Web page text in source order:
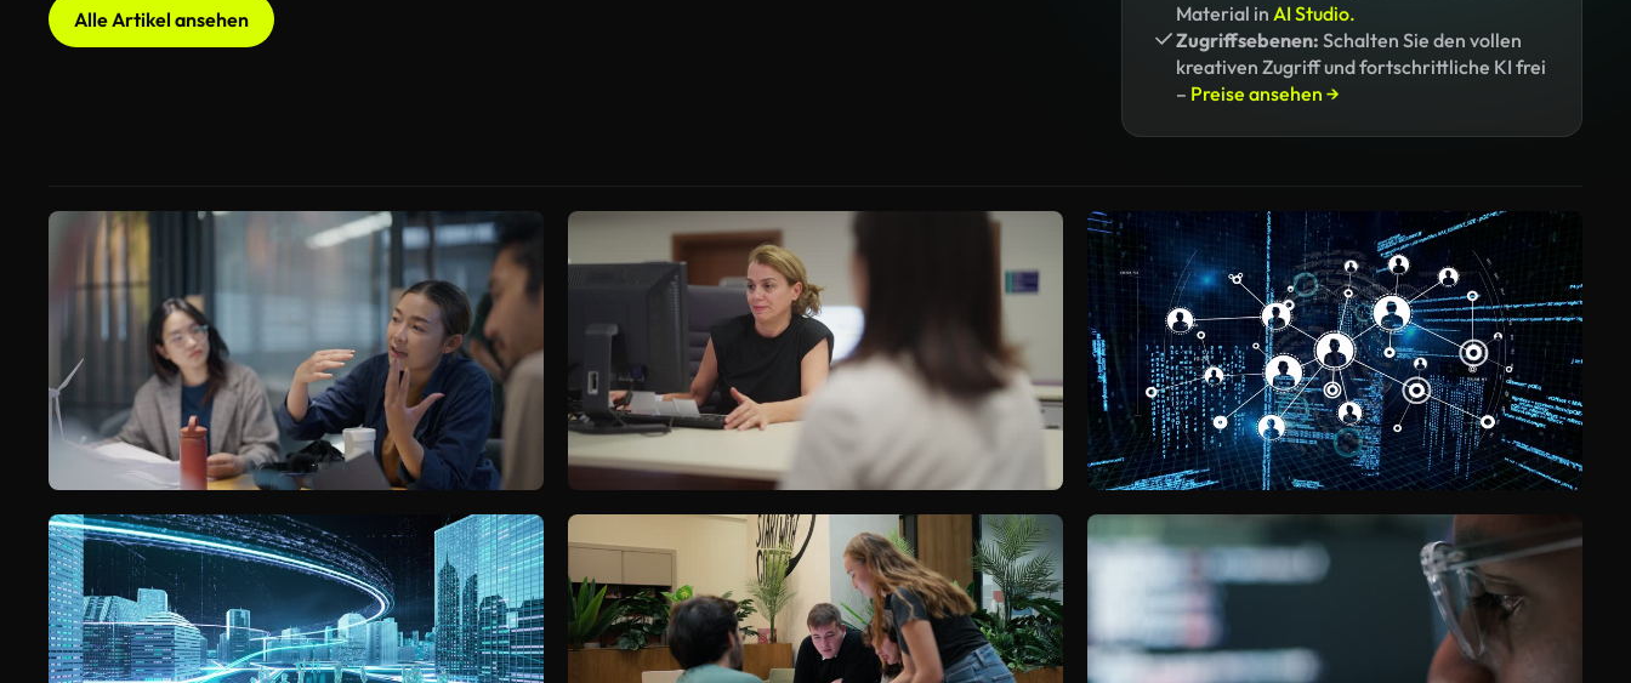
Alle Artikel ansehen
Material in AI Studio.
Zugriffsebenen: Schalten Sie den vollen
kreativen Zugriff und fortschrittliche KI frei
– Preise ansehen →